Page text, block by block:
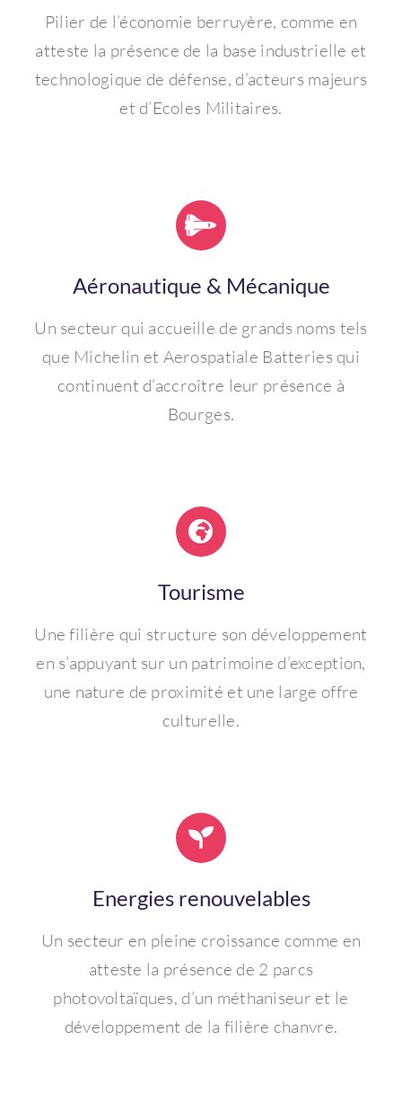
Pilier de l’économie berruyère, comme en
atteste la présence de la base industrielle et
technologique de défense, d’acteurs majeurs
et d’Ecoles Militaires.
Aéronautique & Mécanique
Un secteur qui accueille de grands noms tels
que Michelin et Aerospatiale Batteries qui
continuent d’accroître leur présence à
Bourges.
Tourisme
Une filière qui structure son développement
en s’appuyant sur un patrimoine d’exception,
une nature de proximité et une large offre
culturelle.
Energies renouvelables
Un secteur en pleine croissance comme en
atteste la présence de 2 parcs
photovoltaïques, d’un méthaniseur et le
développement de la filière chanvre.